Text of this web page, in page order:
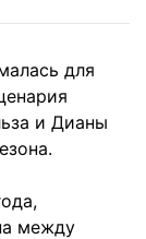
для
и Дианы
между